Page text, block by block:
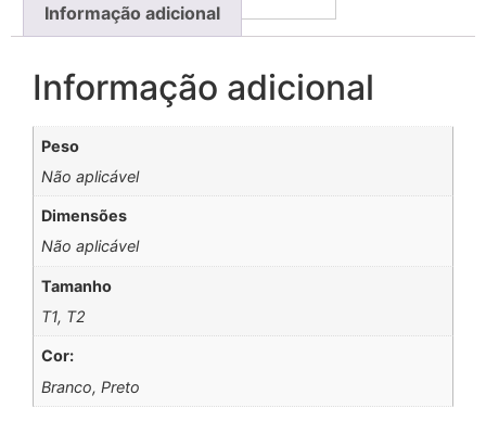
Informação adicional
Informação adicional
Peso
Não aplicável
Dimensões
Não aplicável
Tamanho
T1, T2
Cor:
Branco, Preto